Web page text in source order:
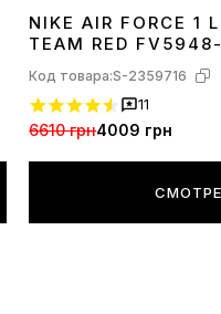
4041 4244 45
NIKE AIR FORCE 1
TEAM RED
Код товара:S-2359716
11
6610 грн4009 грн